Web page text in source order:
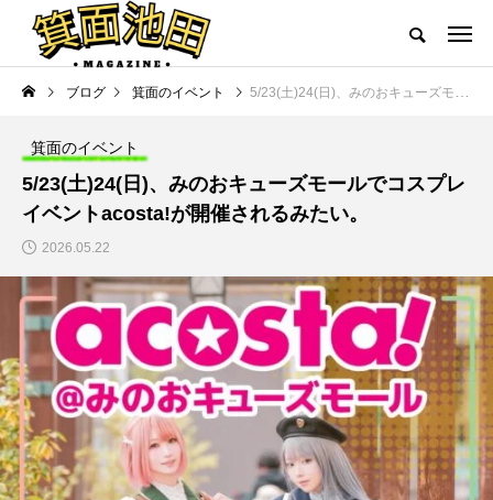
ブログ 箕面のイベント 5/23(土)24(日)、みのおキューズモールでコスプレイベントacosta!が開催されるみたい。
箕面のイベント
5/23(土)24(日)、みのおキューズモールでコスプレ
イベントacosta!が開催されるみたい。
2026.05.22